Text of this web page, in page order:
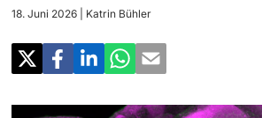
Fördernde & Alumni
UNI NOVA
‡ ‡ ‡ ‡ ‡ ‡ ‡ ‡ ‡ ‡ ‡ ‡ ‡ ‡ ‡ ‡ ‡ ‡ ‡
Universität
18. Juni 2026 | Katrin Bühler